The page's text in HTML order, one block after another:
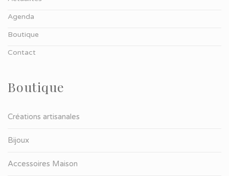
Agenda
Boutique
Contact
Boutique
Créations artisanales
Bijoux
Accessoires Maison